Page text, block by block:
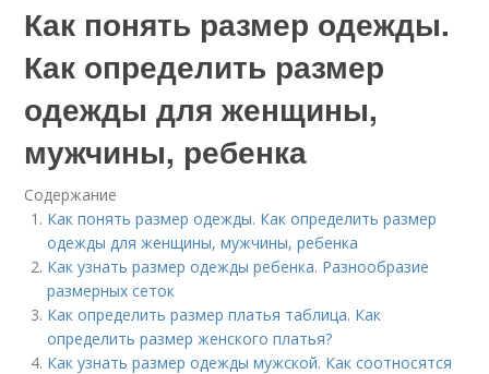
Как понять размер одежды.
Как определить размер
одежды для женщины,
мужчины, ребенка
Содержание
Как понять размер одежды. Как определить размер
одежды для женщины, мужчины, ребенка
Как узнать размер одежды ребенка. Разнообразие
размерных сеток
Как определить размер платья таблица. Как
определить размер женского платья?
Как узнать размер одежды мужской. Как соотносятся